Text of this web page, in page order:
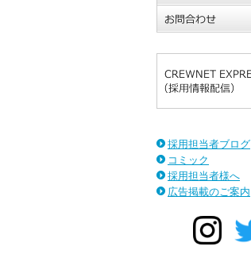
採用担当者ブログ
コミック
採用担当者様へ
広告掲載のご案内